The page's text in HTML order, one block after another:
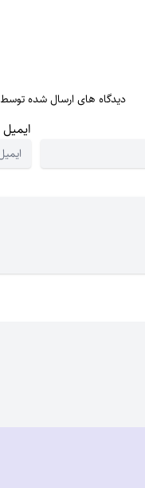
دیدگاه های ارسال شده
ایمیل